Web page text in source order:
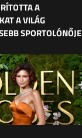
A
A VILÁG
SPORTOLÓNŐJE